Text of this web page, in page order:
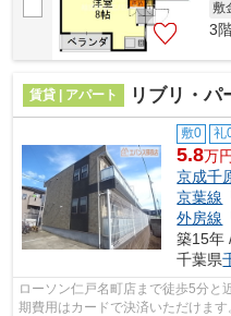
敷
3
賃貸 | アパート リブリ・パ
敷0 礼
5.8万円
京成千
京葉線
外房線
築15年
千葉県
ローソン仁戸名町店まで徒歩5分と
期費用はカードで決済いただけま